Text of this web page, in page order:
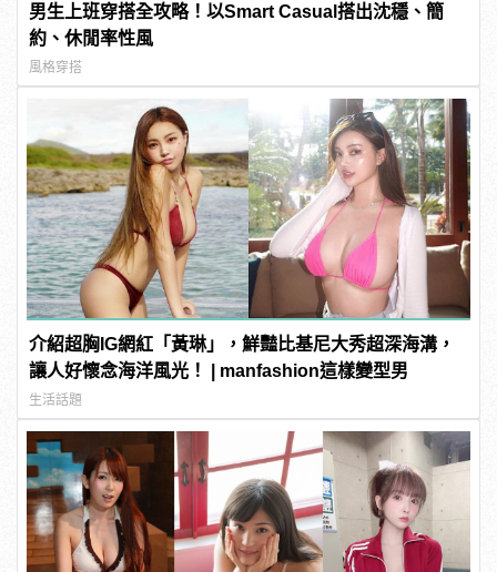
男生上班穿搭全攻略！以Smart Casual搭出沈穩、簡
約、休閒率性風
風格穿搭
介紹超胸IG網紅「黃琳」，鮮豔比基尼大秀超深海溝，
讓人好懷念海洋風光！ | manfashion這樣變型男
生活話題